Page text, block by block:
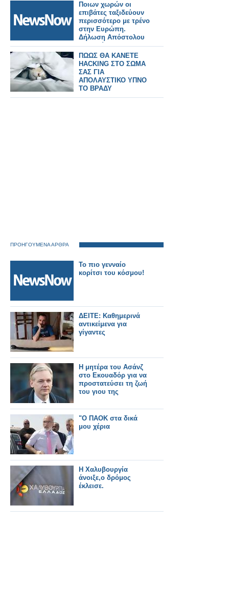
Ποιων χωρών οι
επιβάτες ταξιδεύουν
περισσότερο με τρένο
στην Ευρώπη.
Δήλωση Απόστολου
Τζιτζικώστα.
ΠΩΩΣ ΘΑ ΚΑΝΕΤΕ
HACKING ΣΤΟ ΣΩΜΑ
ΣΑΣ ΓΙΑ
ΑΠΟΛΑΥΣΤΙΚΟ ΥΠΝΟ
ΤΟ ΒΡΑΔΥ
ΠΡΟΗΓΟΥΜΕΝΑ ΑΡΘΡΑ
Το πιο γενναίο
κορίτσι του κόσμου!
ΔΕΙΤΕ: Καθημερινά
αντικείμενα για
γίγαντες
Η μητέρα του Ασάνζ
στο Εκουαδόρ για να
προστατεύσει τη ζωή
του γιου της
"Ο ΠΑΟΚ στα δικά
μου χέρια
H Χαλυβουργία
άνοιξε,ο δρόμος
έκλεισε.